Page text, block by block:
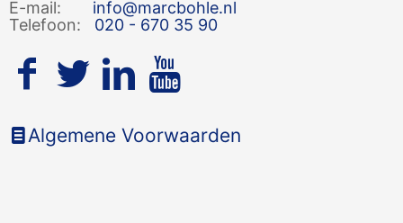
E-mail: info@marcbohle.nl
Telefoon: 020 - 670 35 90
Algemene Voorwaarden